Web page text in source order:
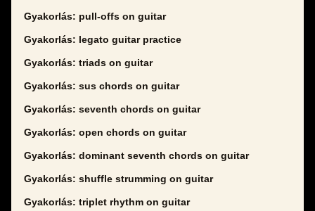
Gyakorlás: pull-offs on guitar
Gyakorlás: legato guitar practice
Gyakorlás: triads on guitar
Gyakorlás: sus chords on guitar
Gyakorlás: seventh chords on guitar
Gyakorlás: open chords on guitar
Gyakorlás: dominant seventh chords on guitar
Gyakorlás: shuffle strumming on guitar
Gyakorlás: triplet rhythm on guitar